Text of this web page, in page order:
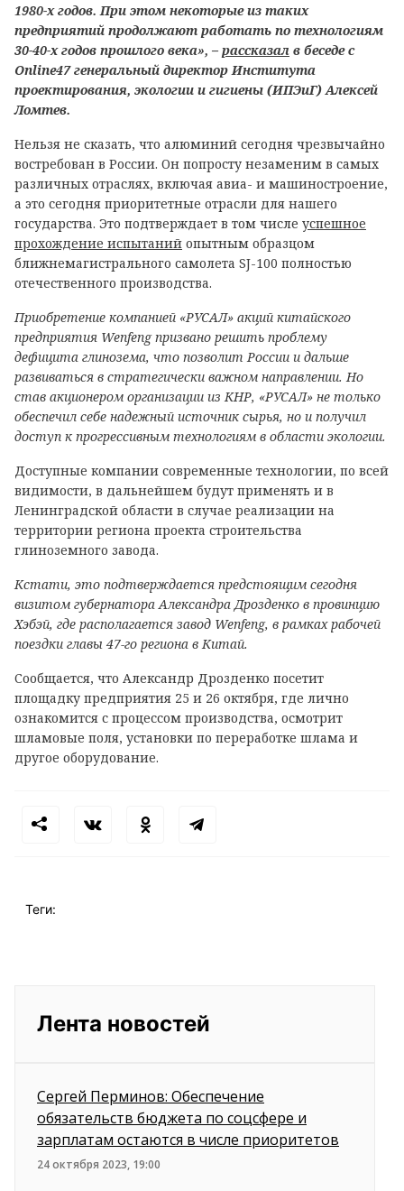
1980-х годов. При этом некоторые из таких
предприятий продолжают работать по технологиям
30-40-х годов прошлого века», – рассказал в беседе с
Online47 генеральный директор Института
проектирования, экологии и гигиены (ИПЭиГ) Алексей
Ломтев.
Нельзя не сказать, что алюминий сегодня чрезвычайно
востребован в России. Он попросту незаменим в самых
различных отраслях, включая авиа- и машиностроение,
а это сегодня приоритетные отрасли для нашего
государства. Это подтверждает в том числе успешное
прохождение испытаний опытным образцом
ближнемагистрального самолета SJ-100 полностью
отечественного производства.
Приобретение компанией «РУСАЛ» акций китайского
предприятия Wenfeng призвано решить проблему
дефицита глинозема, что позволит России и дальше
развиваться в стратегически важном направлении. Но
став акционером организации из КНР, «РУСАЛ» не только
обеспечил себе надежный источник сырья, но и получил
доступ к прогрессивным технологиям в области экологии.
Доступные компании современные технологии, по всей
видимости, в дальнейшем будут применять и в
Ленинградской области в случае реализации на
территории региона проекта строительства
глиноземного завода.
Кстати, это подтверждается предстоящим сегодня
визитом губернатора Александра Дрозденко в провинцию
Хэбэй, где располагается завод Wenfeng, в рамках рабочей
поездки главы 47-го региона в Китай.
Сообщается, что Александр Дрозденко посетит
площадку предприятия 25 и 26 октября, где лично
ознакомится с процессом производства, осмотрит
шламовые поля, установки по переработке шлама и
другое оборудование.
Теги:
Лента новостей
Сергей Перминов: Обеспечение
обязательств бюджета по соцсфере и
зарплатам остаются в числе приоритетов
24 октября 2023, 19:00